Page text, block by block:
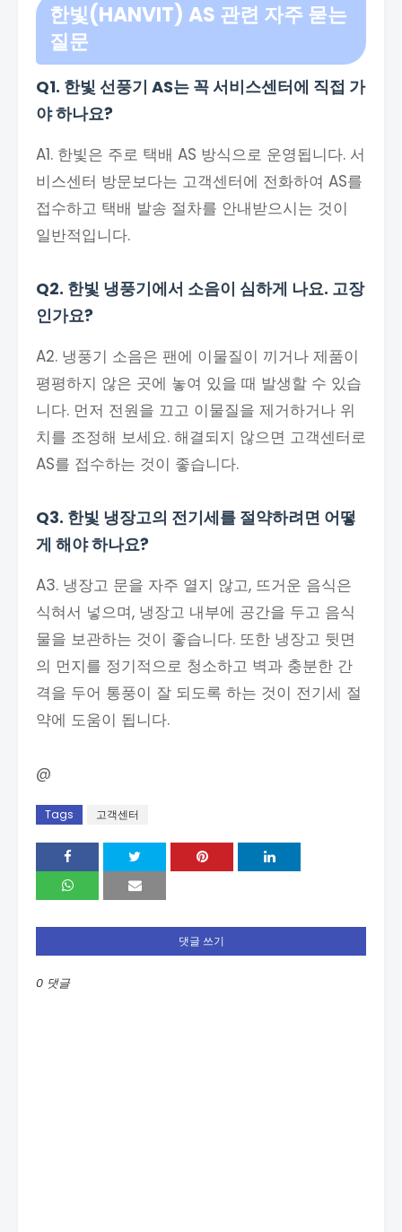
한빛(HANVIT) AS 관련 자주 묻는
질문
Q1. 한빛 선풍기 AS는 꼭 서비스센터에 직접 가
야 하나요?
A1. 한빛은 주로 택배 AS 방식으로 운영됩니다. 서
비스센터 방문보다는 고객센터에 전화하여 AS를
접수하고 택배 발송 절차를 안내받으시는 것이
일반적입니다.
Q2. 한빛 냉풍기에서 소음이 심하게 나요. 고장
인가요?
A2. 냉풍기 소음은 팬에 이물질이 끼거나 제품이
평평하지 않은 곳에 놓여 있을 때 발생할 수 있습
니다. 먼저 전원을 끄고 이물질을 제거하거나 위
치를 조정해 보세요. 해결되지 않으면 고객센터로
AS를 접수하는 것이 좋습니다.
Q3. 한빛 냉장고의 전기세를 절약하려면 어떻
게 해야 하나요?
A3. 냉장고 문을 자주 열지 않고, 뜨거운 음식은
식혀서 넣으며, 냉장고 내부에 공간을 두고 음식
물을 보관하는 것이 좋습니다. 또한 냉장고 뒷면
의 먼지를 정기적으로 청소하고 벽과 충분한 간
격을 두어 통풍이 잘 되도록 하는 것이 전기세 절
약에 도움이 됩니다.
@
Tags 고객센터
댓글 쓰기
0 댓글